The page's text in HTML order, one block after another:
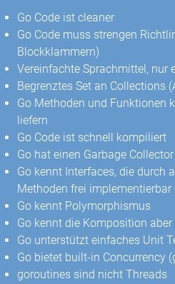
Go Code ist cleaner
Go Code muss strengen
Blockklammern)
Vereinfachte Sprachmittel, nur
Begrenztes Set an Collections
Go Methoden und Funktionen
liefern
Go Code ist schnell kompiliert
Go hat einen Garbage Collector
Go kennt Interfaces, die durch
Methoden frei implementierbar
Go kennt Polymorphismus
Go kennt die Komposition
Go unterstützt einfaches Unit
Go bietet built-in Concurrency
goroutines sind nicht Threads